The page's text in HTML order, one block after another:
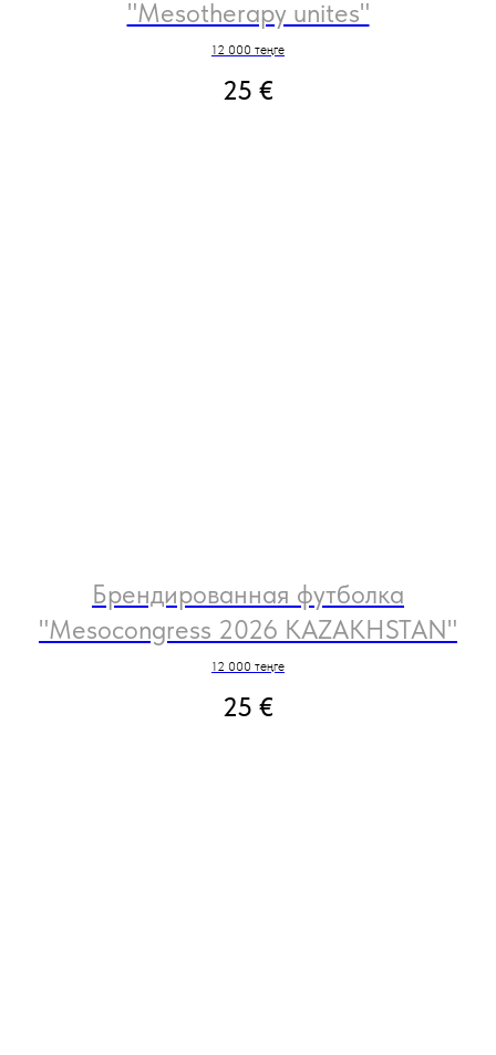
"Mesotherapy unites"
12 000 теңге
25 €
Брендированная футболка
"Mesocongress 2026 KAZAKHSTAN"
12 000 теңге
25 €